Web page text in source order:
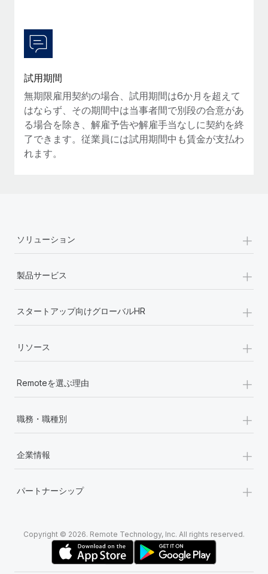
詳細を見る
試用期間
無期限雇用契約の場合、試用期間は6か月を超えて
はならず、その期間中は当事者間で別段の合意があ
る場合を除き、解雇予告や解雇手当なしに契約を終
了できます。従業員には試用期間中も賃金が支払わ
れます。
ソリューション +
製品サービス +
スタートアップ向けグローバルHR +
リソース +
Remoteを選ぶ理由 +
職務・職種別 +
企業情報 +
パートナーシップ +
Copyright © 2026. Remote Technology, Inc. All rights reserved.